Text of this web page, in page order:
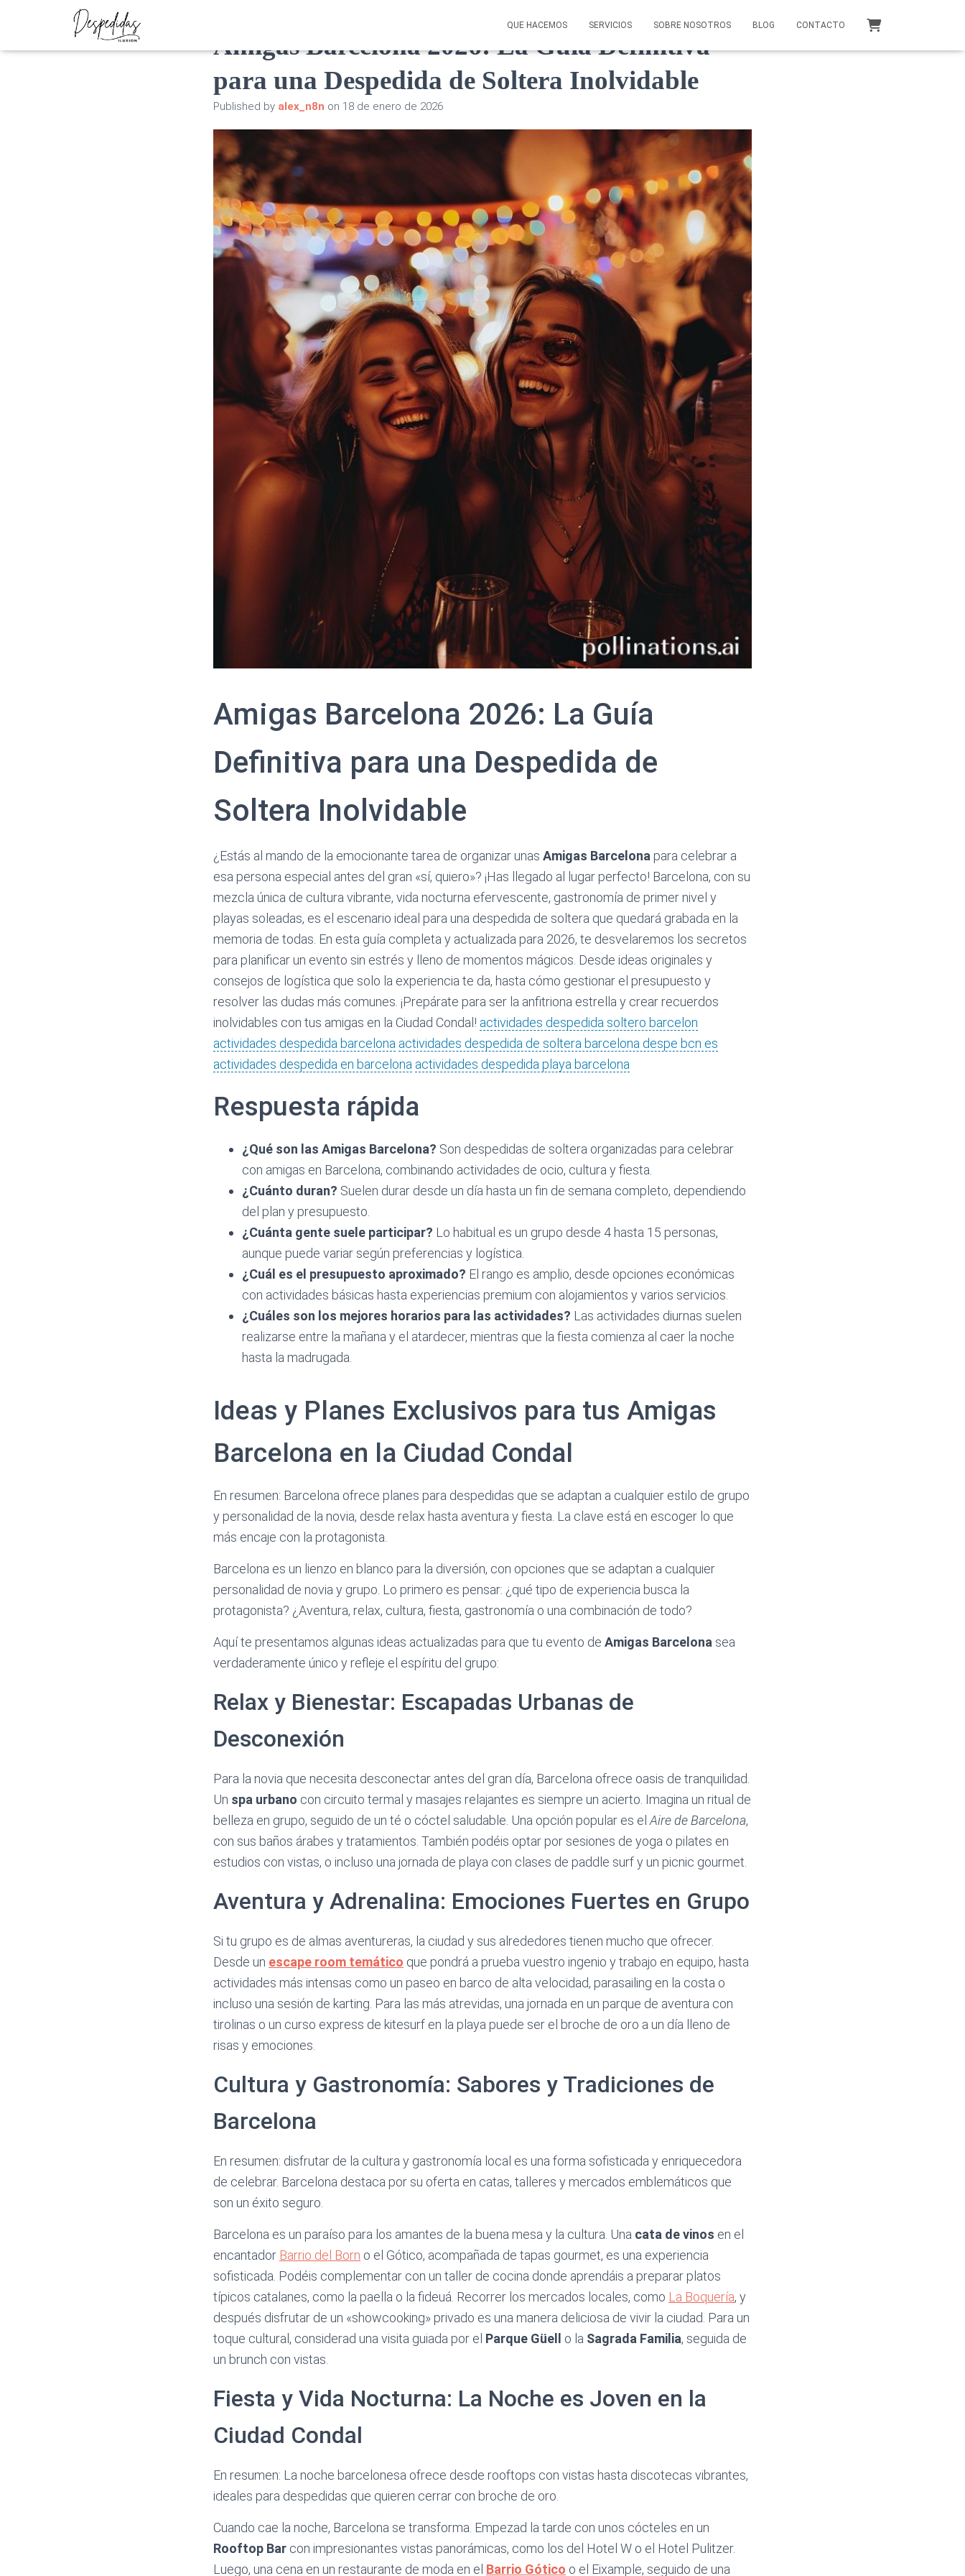
QUE HACEMOS SERVICIOS SOBRE NOSOTROS BLOG CONTACTO
Amigas Barcelona 2026: La Guía Definitiva
para una Despedida de Soltera Inolvidable
Published by alex_n8n on 18 de enero de 2026
Amigas Barcelona 2026: La Guía
Definitiva para una Despedida de
Soltera Inolvidable
¿Estás al mando de la emocionante tarea de organizar unas Amigas Barcelona para celebrar a
esa persona especial antes del gran «sí, quiero»? ¡Has llegado al lugar perfecto! Barcelona, con su
mezcla única de cultura vibrante, vida nocturna efervescente, gastronomía de primer nivel y
playas soleadas, es el escenario ideal para una despedida de soltera que quedará grabada en la
memoria de todas. En esta guía completa y actualizada para 2026, te desvelaremos los secretos
para planificar un evento sin estrés y lleno de momentos mágicos. Desde ideas originales y
consejos de logística que solo la experiencia te da, hasta cómo gestionar el presupuesto y
resolver las dudas más comunes. ¡Prepárate para ser la anfitriona estrella y crear recuerdos
inolvidables con tus amigas en la Ciudad Condal! actividades despedida soltero barcelon
actividades despedida barcelona actividades despedida de soltera barcelona despe bcn es
actividades despedida en barcelona actividades despedida playa barcelona
Respuesta rápida
¿Qué son las Amigas Barcelona? Son despedidas de soltera organizadas para celebrar
con amigas en Barcelona, combinando actividades de ocio, cultura y fiesta.
¿Cuánto duran? Suelen durar desde un día hasta un fin de semana completo, dependiendo
del plan y presupuesto.
¿Cuánta gente suele participar? Lo habitual es un grupo desde 4 hasta 15 personas,
aunque puede variar según preferencias y logística.
¿Cuál es el presupuesto aproximado? El rango es amplio, desde opciones económicas
con actividades básicas hasta experiencias premium con alojamientos y varios servicios.
¿Cuáles son los mejores horarios para las actividades? Las actividades diurnas suelen
realizarse entre la mañana y el atardecer, mientras que la fiesta comienza al caer la noche
hasta la madrugada.
Ideas y Planes Exclusivos para tus Amigas
Barcelona en la Ciudad Condal
En resumen: Barcelona ofrece planes para despedidas que se adaptan a cualquier estilo de grupo
y personalidad de la novia, desde relax hasta aventura y fiesta. La clave está en escoger lo que
más encaje con la protagonista.
Barcelona es un lienzo en blanco para la diversión, con opciones que se adaptan a cualquier
personalidad de novia y grupo. Lo primero es pensar: ¿qué tipo de experiencia busca la
protagonista? ¿Aventura, relax, cultura, fiesta, gastronomía o una combinación de todo?
Aquí te presentamos algunas ideas actualizadas para que tu evento de Amigas Barcelona sea
verdaderamente único y refleje el espíritu del grupo:
Relax y Bienestar: Escapadas Urbanas de
Desconexión
Para la novia que necesita desconectar antes del gran día, Barcelona ofrece oasis de tranquilidad.
Un spa urbano con circuito termal y masajes relajantes es siempre un acierto. Imagina un ritual de
belleza en grupo, seguido de un té o cóctel saludable. Una opción popular es el Aire de Barcelona,
con sus baños árabes y tratamientos. También podéis optar por sesiones de yoga o pilates en
estudios con vistas, o incluso una jornada de playa con clases de paddle surf y un picnic gourmet.
Aventura y Adrenalina: Emociones Fuertes en Grupo
Si tu grupo es de almas aventureras, la ciudad y sus alrededores tienen mucho que ofrecer.
Desde un escape room temático que pondrá a prueba vuestro ingenio y trabajo en equipo, hasta
actividades más intensas como un paseo en barco de alta velocidad, parasailing en la costa o
incluso una sesión de karting. Para las más atrevidas, una jornada en un parque de aventura con
tirolinas o un curso express de kitesurf en la playa puede ser el broche de oro a un día lleno de
risas y emociones.
Cultura y Gastronomía: Sabores y Tradiciones de
Barcelona
En resumen: disfrutar de la cultura y gastronomía local es una forma sofisticada y enriquecedora
de celebrar. Barcelona destaca por su oferta en catas, talleres y mercados emblemáticos que
son un éxito seguro.
Barcelona es un paraíso para los amantes de la buena mesa y la cultura. Una cata de vinos en el
encantador Barrio del Born o el Gótico, acompañada de tapas gourmet, es una experiencia
sofisticada. Podéis complementar con un taller de cocina donde aprendáis a preparar platos
típicos catalanes, como la paella o la fideuá. Recorrer los mercados locales, como La Boquería, y
después disfrutar de un «showcooking» privado es una manera deliciosa de vivir la ciudad. Para un
toque cultural, considerad una visita guiada por el Parque Güell o la Sagrada Familia, seguida de
un brunch con vistas.
Fiesta y Vida Nocturna: La Noche es Joven en la
Ciudad Condal
En resumen: La noche barcelonesa ofrece desde rooftops con vistas hasta discotecas vibrantes,
ideales para despedidas que quieren cerrar con broche de oro.
Cuando cae la noche, Barcelona se transforma. Empezad la tarde con unos cócteles en un
Rooftop Bar con impresionantes vistas panorámicas, como los del Hotel W o el Hotel Pulitzer.
Luego, una cena en un restaurante de moda en el Barrio Gótico o el Eixample, seguido de una